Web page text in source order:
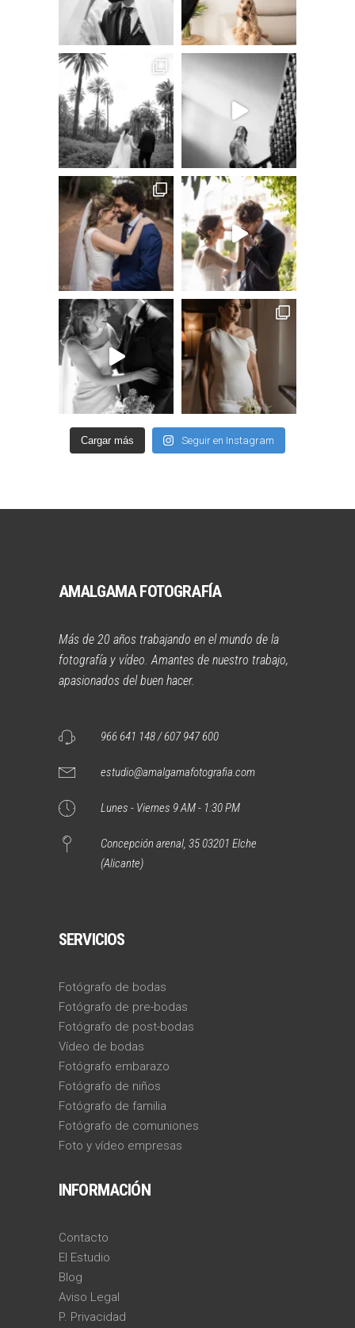
Cargar más Seguir en Instagram
AMALGAMA FOTOGRAFÍA
Más de 20 años trabajando en el mundo de la
fotografía y vídeo. Amantes de nuestro trabajo,
apasionados del buen hacer.
966 641 148 / 607 947 600
estudio@amalgamafotografia.com
Lunes - Viernes 9 AM - 1:30 PM
Concepción arenal, 35 03201 Elche
(Alicante)
SERVICIOS
Fotógrafo de bodas
Fotógrafo de pre-bodas
Fotógrafo de post-bodas
Vídeo de bodas
Fotógrafo embarazo
Fotógrafo de niños
Fotógrafo de familia
Fotógrafo de comuniones
Foto y vídeo empresas
INFORMACIÓN
Contacto
El Estudio
Blog
Aviso Legal
P. Privacidad